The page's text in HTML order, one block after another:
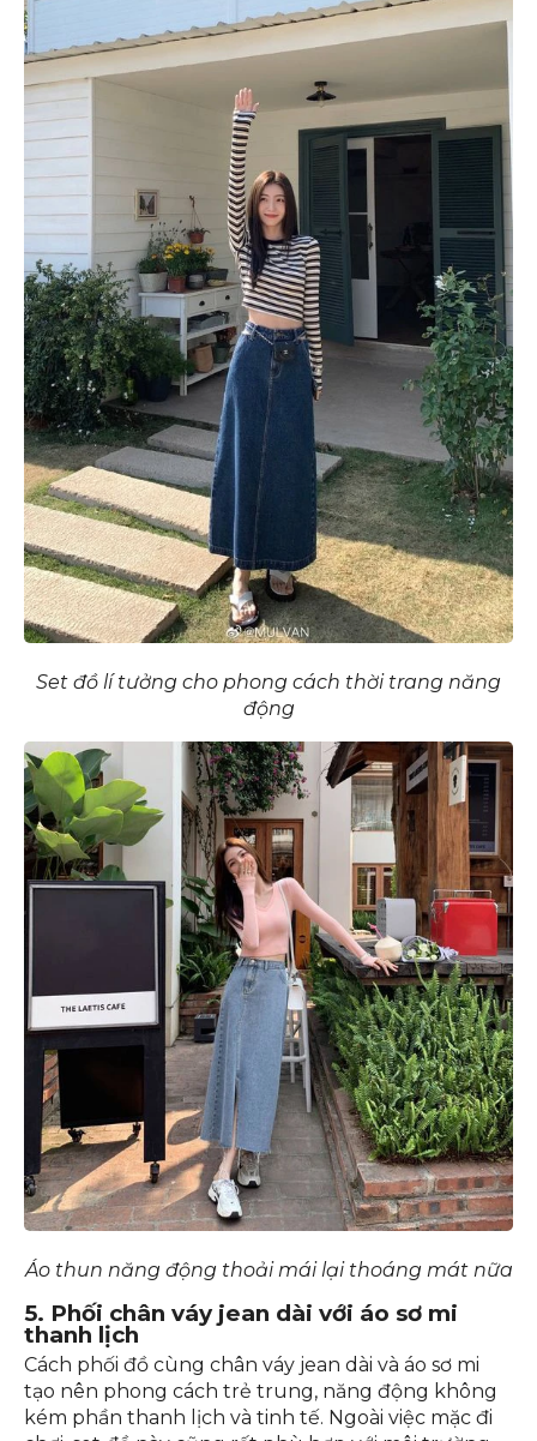
Set đồ lí tưởng cho phong cách thời trang năng
động
Áo thun năng động thoải mái lại thoáng mát nữa
5. Phối chân váy jean dài với áo sơ mi
thanh lịch
Cách phối đồ cùng chân váy jean dài và áo sơ mi
tạo nên phong cách trẻ trung, năng động không
kém phần thanh lịch và tinh tế. Ngoài việc mặc đi